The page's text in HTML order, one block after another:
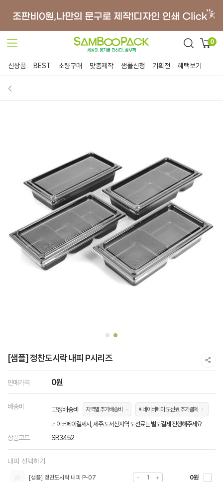
0
신상품 BEST 소량구매 맞춤제작 샘플신청 기획전 혜택보기
[샘플] 정찬도시락 내피 P시리즈
판매가격 0원
배송비 고정배송비 지역별 추가배송비 ※ 네이버페이 도선료 추가결제
네이버페이결제시, 제주.도서산지역 도선료는 별도결제 진행해주세요
상품코드 SB3452
내피 선택하기
[샘플] 정찬도시락 내피 P-07 0원